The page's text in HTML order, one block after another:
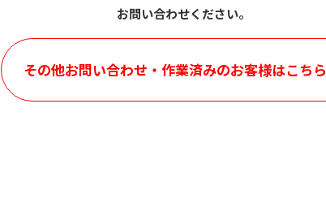
お問い合わせください。
その他お問い合わせ・ 作業済みのお客様はこちら